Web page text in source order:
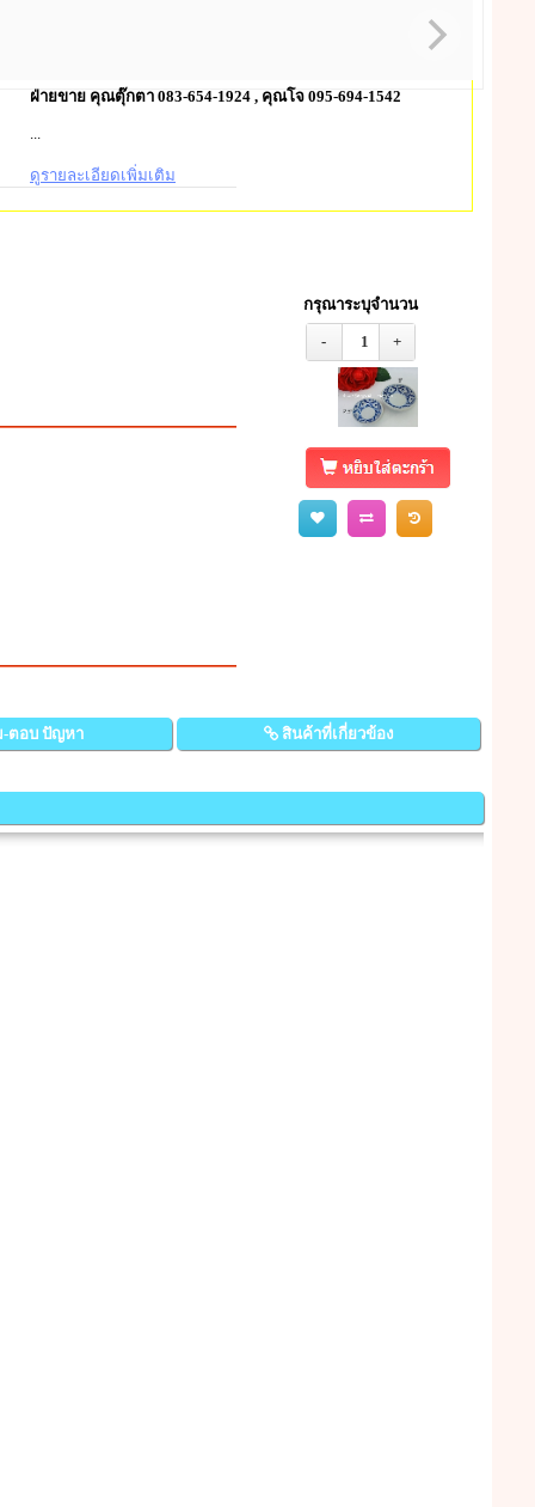
สั่งเยอะ / สอบถามเพิ่มเติม ติดต่อ ร้านสายรุ้ง เบญจรงค์ บางชัน
ฝ่ายขาย คุณตุ๊กตา 083-654-1924 , คุณโจ 095-694-1542
...
ดูรายละเอียดเพิ่มเติม
กรุณาระบุจำนวน
- 1 +
-ตอบ ปัญหา สินค้าที่เกี่ยวข้อง